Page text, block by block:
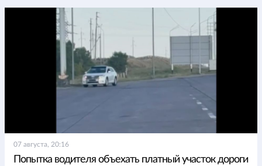
07 августа, 20:16
Попытка водителя объехать платный участок дороги